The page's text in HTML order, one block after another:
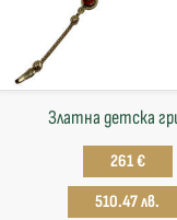
Златна детска
261 €
510.47 лв.